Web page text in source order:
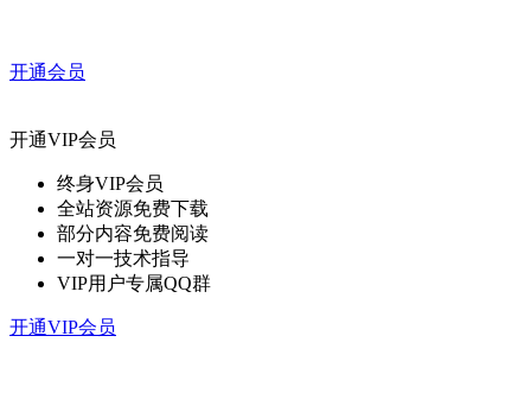
开通会员
开通VIP会员
终身VIP会员
全站资源免费下载
部分内容免费阅读
一对一技术指导
VIP用户专属QQ群
开通VIP会员